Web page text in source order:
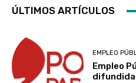
ÚLTIMOS ARTÍCULOS
EMPLEO
Empleo